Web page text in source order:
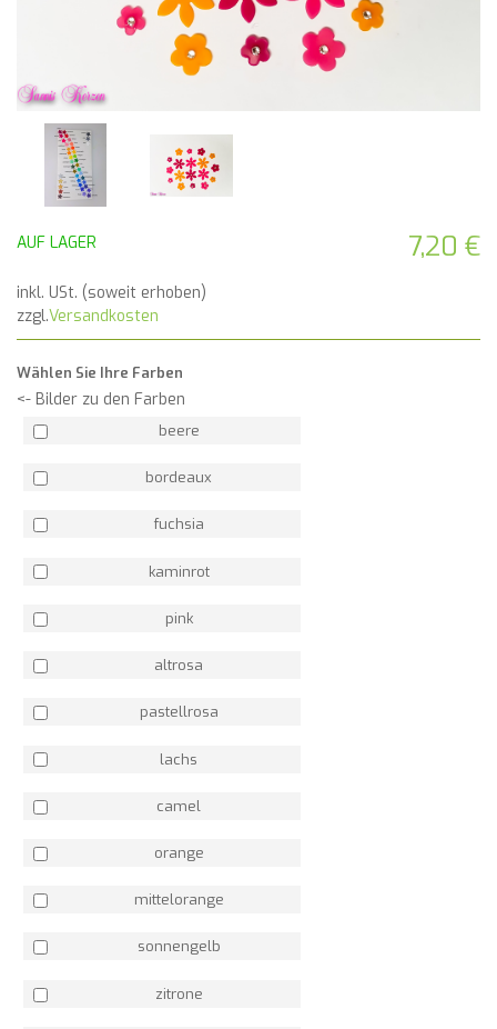
7,20 €
AUF LAGER
inkl. USt. (soweit erhoben)
zzgl.Versandkosten
Wählen Sie Ihre Farben
<- Bilder zu den Farben
beere
bordeaux
fuchsia
kaminrot
pink
altrosa
pastellrosa
lachs
camel
orange
mittelorange
sonnengelb
zitrone